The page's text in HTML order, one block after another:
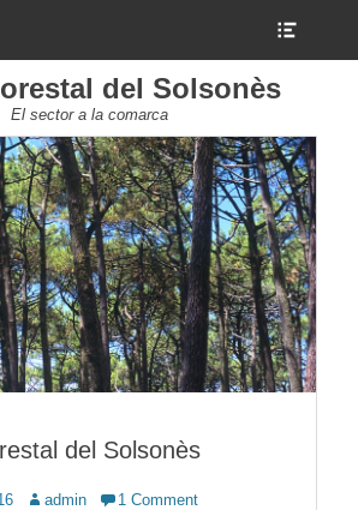
del Solsonès
El sector a la comarca
del Solsonès
Author
admin 1 Comment